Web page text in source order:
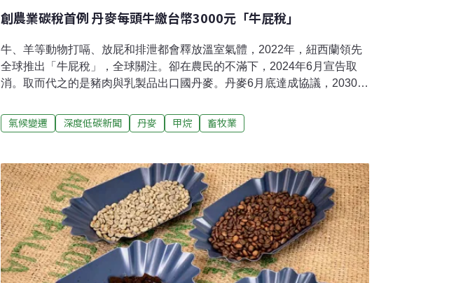
創農業碳稅首例 丹麥每頭牛繳台幣3000元「牛屁稅」
牛、羊等動物打嗝、放屁和排泄都會釋放溫室氣體，2022年，紐西蘭領先
全球推出「牛屁稅」，全球關注。卻在農民的不滿下，2024年6月宣告取
消。取而代之的是豬肉與乳製品出口國丹麥。丹麥6月底達成協議，2030年
右。這份協議更加全面，除了牛屁稅，還有野化濕地、土壤，造林、成立
基金等計畫。在跨黨派的支持下，可望順利通過議會審查。讓丹麥成為全
氣候變遷 深度低碳新聞 丹麥 甲烷 畜牧業